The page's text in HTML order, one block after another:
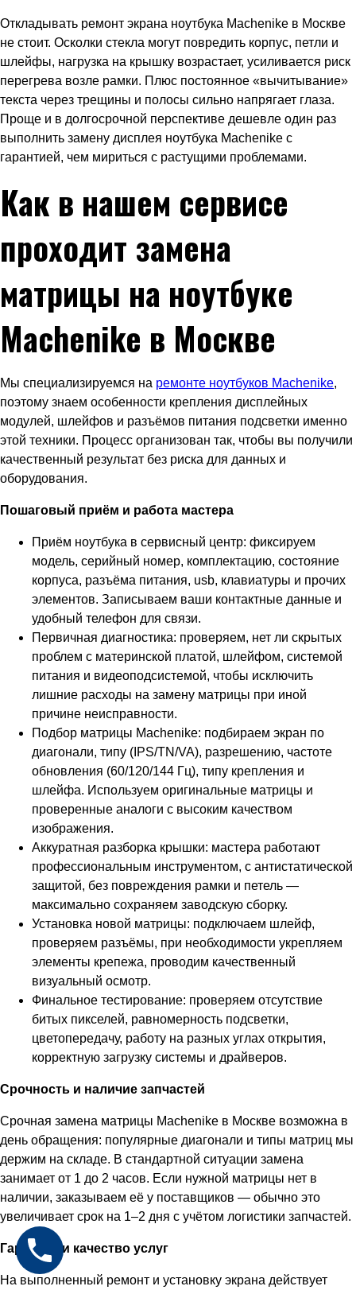
Откладывать ремонт экрана ноутбука Machenike в Москве
не стоит. Осколки стекла могут повредить корпус, петли и
шлейфы, нагрузка на крышку возрастает, усиливается риск
перегрева возле рамки. Плюс постоянное «вычитывание»
текста через трещины и полосы сильно напрягает глаза.
Проще и в долгосрочной перспективе дешевле один раз
выполнить замену дисплея ноутбука Machenike с
гарантией, чем мириться с растущими проблемами.
Как в нашем сервисе
проходит замена
матрицы на ноутбуке
Machenike в Москве
Мы специализируемся на ремонте ноутбуков Machenike,
поэтому знаем особенности крепления дисплейных
модулей, шлейфов и разъёмов питания подсветки именно
этой техники. Процесс организован так, чтобы вы получили
качественный результат без риска для данных и
оборудования.
Пошаговый приём и работа мастера
Приём ноутбука в сервисный центр: фиксируем
модель, серийный номер, комплектацию, состояние
корпуса, разъёма питания, usb, клавиатуры и прочих
элементов. Записываем ваши контактные данные и
удобный телефон для связи.
Первичная диагностика: проверяем, нет ли скрытых
проблем с материнской платой, шлейфом, системой
питания и видеоподсистемой, чтобы исключить
лишние расходы на замену матрицы при иной
причине неисправности.
Подбор матрицы Machenike: подбираем экран по
диагонали, типу (IPS/TN/VA), разрешению, частоте
обновления (60/120/144 Гц), типу крепления и
шлейфа. Используем оригинальные матрицы и
проверенные аналоги с высоким качеством
изображения.
Аккуратная разборка крышки: мастера работают
профессиональным инструментом, с антистатической
защитой, без повреждения рамки и петель —
максимально сохраняем заводскую сборку.
Установка новой матрицы: подключаем шлейф,
проверяем разъёмы, при необходимости укрепляем
элементы крепежа, проводим качественный
визуальный осмотр.
Финальное тестирование: проверяем отсутствие
битых пикселей, равномерность подсветки,
цветопередачу, работу на разных углах открытия,
корректную загрузку системы и драйверов.
Срочность и наличие запчастей
Срочная замена матрицы Machenike в Москве возможна в
день обращения: популярные диагонали и типы матриц мы
держим на складе. В стандартной ситуации замена
занимает от 1 до 2 часов. Если нужной матрицы нет в
наличии, заказываем её у поставщиков — обычно это
увеличивает срок на 1–2 дня с учётом логистики запчастей.
Гарантия и качество услуг
На выполненный ремонт и установку экрана действует